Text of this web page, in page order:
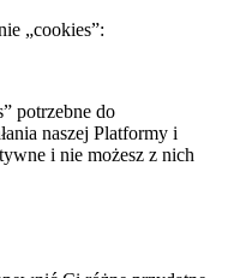
„cookies”:
potrzebne do
naszej Platformy i
i nie możesz z nich